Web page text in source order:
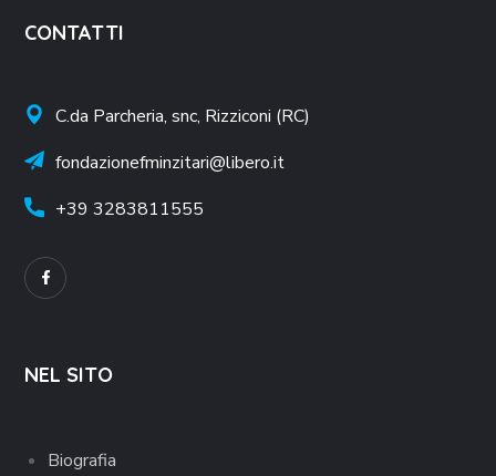
CONTATTI
C.da Parcheria, snc, Rizziconi (RC)
fondazionefminzitari@libero.it
+393283811555
NEL SITO
Biografia